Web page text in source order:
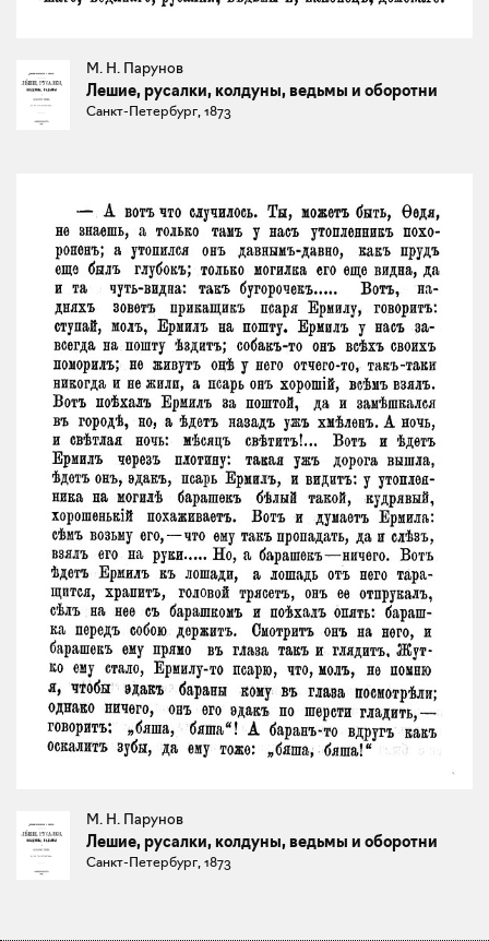
М. Н. Парунов
Лешие, русалки, колдуны, ведьмы и оборотни
Санкт-Петербург, 1873
М. Н. Парунов
Лешие, русалки, колдуны, ведьмы и оборотни
Санкт-Петербург, 1873